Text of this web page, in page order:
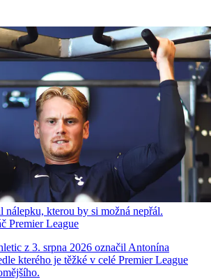
nálepku, kterou by si možná nepřál.
Premier League
z 3. srpna 2026 označil Antonína
kterého je těžké v celé Premier League